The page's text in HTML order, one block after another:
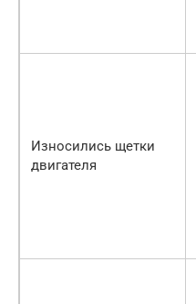
Износились щетки
двигателя